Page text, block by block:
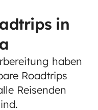
in
haben
Roadtrips
Reisenden